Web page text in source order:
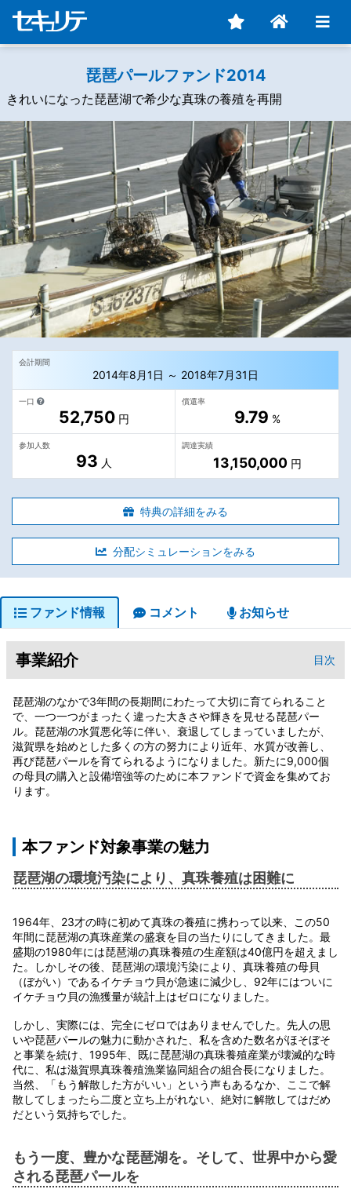
琵琶パールファンド2014
きれいになった琵琶湖で希少な真珠の養殖を再開
会計期間
2014年8月1日 ～ 2018年7月31日
一口
52,750円
償還率
9.79 %
参加人数
93 人
調達実績
13,150,000円
特典の詳細をみる
分配シミュレーションをみる
ファンド情報 コメント お知らせ
事業紹介 目次
琵琶湖のなかで3年間の長期間にわたって大切に育てられること
で、一つ一つがまったく違った大きさや輝きを見せる琵琶パー
ル。琵琶湖の水質悪化等に伴い、衰退してしまっていましたが、
滋賀県を始めとした多くの方の努力により近年、水質が改善し、
再び琵琶パールを育てられるようになりました。新たに9,000個
の母貝の購入と設備増強等のために本ファンドで資金を集めてお
ります。
本ファンド対象事業の魅力
琵琶湖の環境汚染により、真珠養殖は困難に
1964年、23才の時に初めて真珠の養殖に携わって以来、この50
年間に琵琶湖の真珠産業の盛衰を目の当たりにしてきました。最
盛期の1980年には琵琶湖の真珠養殖の生産額は40億円を超えまし
た。しかしその後、琵琶湖の環境汚染により、真珠養殖の母貝
（ぼがい）であるイケチョウ貝が急速に減少し、92年にはついに
イケチョウ貝の漁獲量が統計上はゼロになりました。
しかし、実際には、完全にゼロではありませんでした。先人の思
いや琵琶パールの魅力に動かされた、私を含めた数名がほそぼそ
と事業を続け、1995年、既に琵琶湖の真珠養殖産業が壊滅的な時
代に、私は滋賀県真珠養殖漁業協同組合の組合長になりました。
当然、「もう解散した方がいい」という声もあるなか、ここで解
散してしまったら二度と立ち上がれない、絶対に解散してはだめ
だという気持ちでした。
もう一度、豊かな琵琶湖を。そして、世界中から愛
される琵琶パールを